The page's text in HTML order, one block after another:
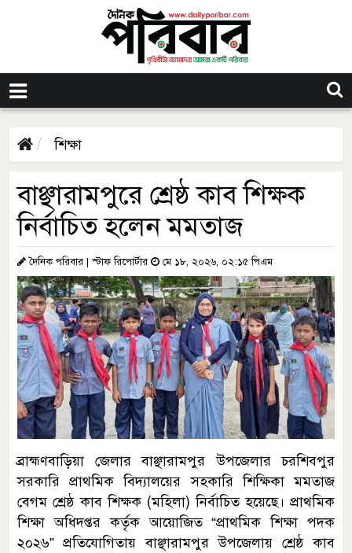
শিক্ষা
বাঞ্ছারামপুরে শ্রেষ্ঠ কাব শিক্ষক
নির্বাচিত হলেন মমতাজ
দৈনিক পরিবার | স্টাফ রিপোর্টার মে ১৮, ২০২৬, ০২:১৫ পিএম
ব্রাহ্মণবাড়িয়া জেলার বাঞ্ছারামপুর উপজেলার চরশিবপুর
সরকারি প্রাথমিক বিদ্যালয়ের সহকারি শিক্ষিকা মমতাজ
বেগম শ্রেষ্ঠ কাব শিক্ষক (মহিলা) নির্বাচিত হয়েছে। প্রাথমিক
শিক্ষা অধিদপ্তর কর্তৃক আয়োজিত “প্রাথমিক শিক্ষা পদক
২০২৬” প্রতিযোগিতায় বাঞ্ছারামপুর উপজেলায় শ্রেষ্ঠ কাব